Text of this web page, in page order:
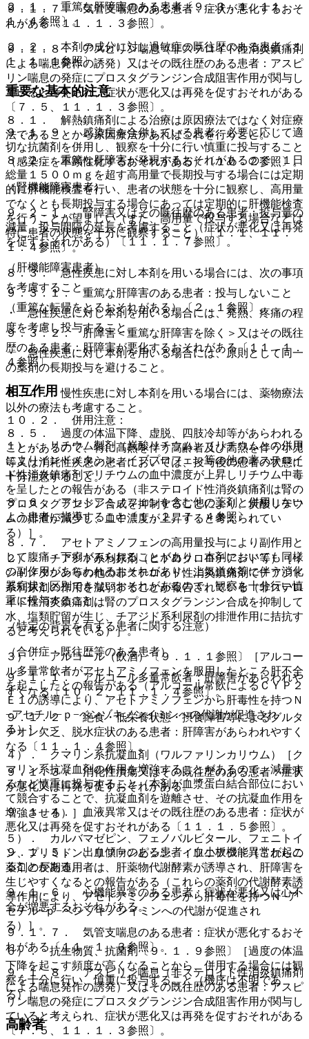
９．１．７． 気管支喘息のある患者：症状が悪化するおそ
れがある〔１１．１．３参照〕。
９．１．８． アスピリン喘息（非ステロイド性消炎鎮痛剤
による喘息発作の誘発）又はその既往歴のある患者：アスピ
リン喘息の発症にプロスタグランジン合成阻害作用が関与し
ていると考えられ、症状が悪化又は再発を促すおそれがある
〔７．５、１１．１．３参照〕。
９．１．９． 感染症を合併している患者：必要に応じて適
切な抗菌剤を併用し、観察を十分に行い慎重に投与すること
（感染症を不顕性化するおそれがある）〔１０．２参照〕。
（腎機能障害患者）
９．２．１． 腎障害又はその既往歴のある患者：投与量の
減量、投与間隔の延長を考慮すること（症状が悪化又は再発
を促すおそれがある）〔１１．１．７参照〕。
（肝機能障害患者）
９．３．１． 重篤な肝障害のある患者：投与しないこと
（重篤な転帰をとるおそれがある）〔２．１参照〕。
９．３．２． 肝障害＜重篤な肝障害を除く＞又はその既往
歴のある患者：肝障害が悪化するおそれがある〔１１．１．
４参照〕。
相互作用
１０．２． 併用注意：
１）． リチウム製剤（炭酸リチウム）［リチウムとの併用
によりインドメタシン、イブプロフェン等の他の非ステロイ
ド性消炎鎮痛剤でリチウムの血中濃度が上昇しリチウム中毒
を呈したとの報告がある（非ステロイド性消炎鎮痛剤は腎の
プロスタグランジン合成を抑制することにより、炭酸リチウ
ムの排泄が減少し、血中濃度が上昇すると考えられてい
る）］。
２）． チアジド系利尿剤（ヒドロクロロチアジド等）［イ
ンドメタシン等の他の非ステロイド性消炎鎮痛剤でチアジド
系利尿剤の作用を減弱することが報告されている（非ステロ
イド性消炎鎮痛剤は腎のプロスタグランジン合成を抑制して
水、塩類貯留が生じ、チアジド系利尿剤の排泄作用に拮抗す
ると考えられている）］。
３）． アルコール（飲酒）〔９．１．１参照〕［アルコー
ル多量常飲者がアセトアミノフェンを服用したところ肝不全
を起こしたとの報告がある（アルコール常飲によるＣＹＰ２
Ｅ１の誘導により、アセトアミノフェンから肝毒性を持つＮ
−アセチル−ｐ−ベンゾキノンイミンへの代謝が促進され
る）］。
４）． クマリン系抗凝血剤（ワルファリンカリウム）［ク
マリン系抗凝血剤の作用を増強することがあるので、減量す
るなど慎重に投与すること（本剤が血漿蛋白結合部位におい
て競合することで、抗凝血剤を遊離させ、その抗凝血作用を
増強させる）］。
５）． カルバマゼピン、フェノバルビタール、フェニトイ
ン、プリミドン、リファンピシン、イソニアジド［これらの
薬剤の長期連用者は、肝薬物代謝酵素が誘導され、肝障害を
生じやすくなるとの報告がある（これらの薬剤の代謝酵素誘
導作用により、アセトアミノフェンから肝毒性を持つＮ−ア
セチル−ｐ−ベンゾキノンイミンへの代謝が促進され
る）］。
６）． 抗生物質、抗菌剤〔９．１．９参照〕［過度の体温
下降を起こす頻度が高くなることから、併用する場合には観
察を十分に行い、慎重に投与すること（機序は不明であ
る）］。
高齢者
２．１． 重篤な肝障害のある患者〔９．３．１、１１．
１．４参照〕。
２．２． 本剤の成分に対し過敏症の既往歴のある患者〔１
１．１．１参照〕。
重要な基本的注意
８．１． 解熱鎮痛剤による治療は原因療法ではなく対症療
法であることから原因療法があればこれを行うこと。
８．２． 重篤な肝障害が発現するおそれがあるので、１日
総量１５００ｍｇを超す高用量で長期投与する場合には定期
的に肝機能検査を行い、患者の状態を十分に観察し、高用量
でなくとも長期投与する場合にあっては定期的に肝機能検査
を行うことが望ましい（また、高用量で投与する場合などは
特に患者の状態を十分に観察すること）〔１．１、１１．
１．４参照〕。
８．３． 急性疾患に対し本剤を用いる場合には、次の事項
を考慮すること。
・ 急性疾患に対し本剤を用いる場合には、発熱、疼痛の程
度を考慮し投与すること。
・ 急性疾患に対し本剤を用いる場合には、原則として同一
の薬剤の長期投与を避けること。
８．４． 慢性疾患に対し本剤を用いる場合には、薬物療法
以外の療法も考慮すること。
８．５． 過度の体温下降、虚脱、四肢冷却等があらわれる
ことがあるので、特に高熱を伴う高齢者及び高熱を伴う小児
等又は消耗性疾患の患者においては、投与後の患者の状態に
十分注意すること。
８．６． アセトアミノフェンを含む他の薬剤と併用しない
よう患者に指導すること〔１．２、７．４参照〕。
８．７． アセトアミノフェンの高用量投与により副作用と
して腹痛・下痢がみられることがあり、本剤においても同様
の副作用があらわれるおそれがあり、上気道炎等に伴う消化
器症状と区別できないおそれがあるので、観察を十分行い慎
重に投与すること。
（特定の背景を有する患者に関する注意）
（合併症・既往歴等のある患者）
９．１．１． アルコール多量常飲者：肝障害があらわれや
すくなる〔１０．２、１１．１．４参照〕。
９．１．２． 絶食・低栄養状態・摂食障害等によるグルタ
チオン欠乏、脱水症状のある患者：肝障害があらわれやすく
なる〔１１．１．４参照〕。
９．１．３． 消化性潰瘍又はその既往歴のある患者：症状
が悪化又は再発を促すおそれがある。
９．１．４． 血液異常又はその既往歴のある患者：症状が
悪化又は再発を促すおそれがある〔１１．１．５参照〕。
９．１．５． 出血傾向のある患者：血小板機能異常が起こ
ることがある。
９．１．６． 心機能異常のある患者：症状が悪化又は心不
全が増悪するおそれがある。
９．１．７． 気管支喘息のある患者：症状が悪化するおそ
れがある〔１１．１．３参照〕。
９．１．８． アスピリン喘息（非ステロイド性消炎鎮痛剤
による喘息発作の誘発）又はその既往歴のある患者：アスピ
リン喘息の発症にプロスタグランジン合成阻害作用が関与し
ていると考えられ、症状が悪化又は再発を促すおそれがある
〔７．５、１１．１．３参照〕。